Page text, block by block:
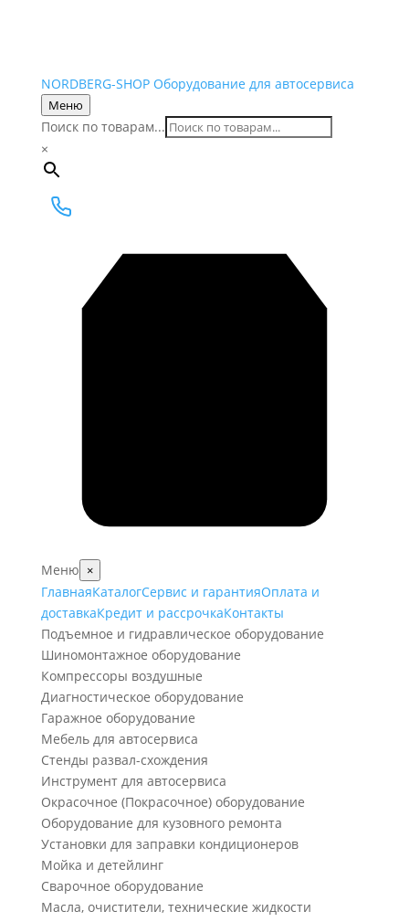
NORDBERG-SHOP Оборудование для автосервиса
Меню
Поиск по товарам...
×
Меню ×
ГлавнаяКаталогСервис и гарантияОплата и
доставкаКредит и рассрочкаКонтакты
Подъемное и гидравлическое оборудование
Шиномонтажное оборудование
Компрессоры воздушные
Диагностическое оборудование
Гаражное оборудование
Мебель для автосервиса
Стенды развал-схождения
Инструмент для автосервиса
Окрасочное (Покрасочное) оборудование
Оборудование для кузовного ремонта
Установки для заправки кондиционеров
Мойка и детейлинг
Сварочное оборудование
Масла, очистители, технические жидкости